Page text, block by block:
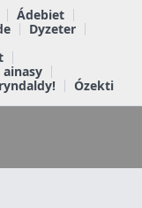
Ádebiet
Dyzeter
Ózekti